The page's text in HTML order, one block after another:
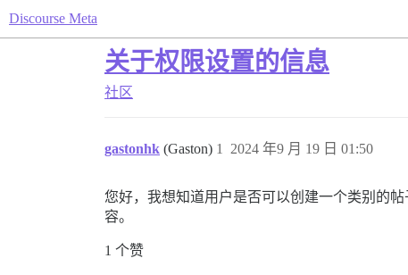
Discourse Meta
关于权限设置的信息
社区
gastonhk (Gaston) 2024 年9 月 19 日 01:50
1
您好，我想知道用户是否可以创建一个类别的
容。
1 个赞